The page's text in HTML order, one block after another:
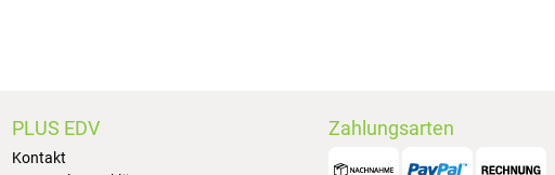
PLUS EDV
Kontakt
Zahlungsarten